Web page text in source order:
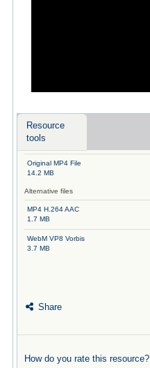
Resource
tools
Original MP4 File
14.2 MB
Alternative files
MP4 H.264 AAC
1.7 MB
WebM VP8 Vorbis
3.7 MB
Share
How do you rate this resource?